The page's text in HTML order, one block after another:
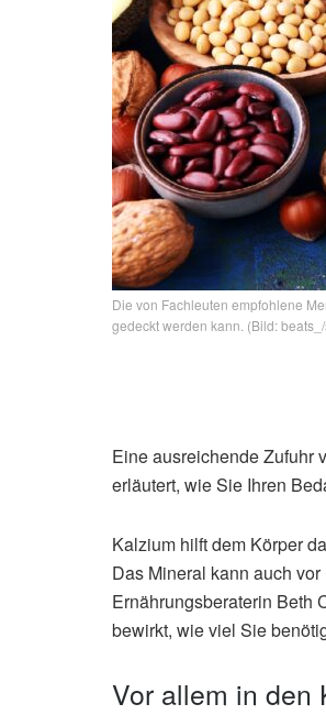
Die von Fachleuten empfohlene
gedeckt werden kann. (Bild:
Eine ausreichende Zufuhr
erläutert, wie Sie Ihren
Kalzium hilft dem Körper
Das Mineral kann auch
Ernährungsberaterin Beth
bewirkt, wie viel Sie
Vor allem in den